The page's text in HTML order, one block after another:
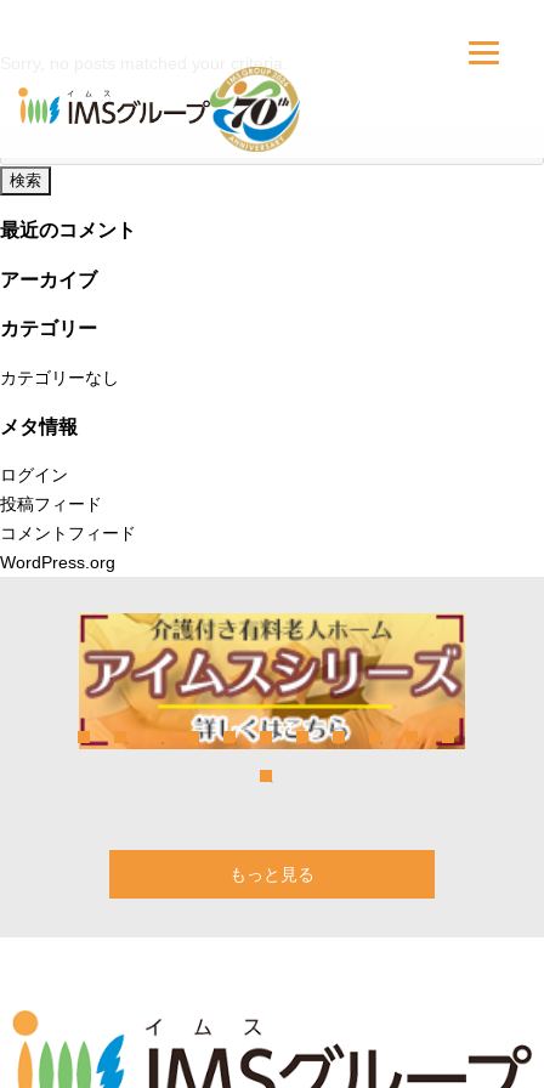
Sorry, no posts matched your criteria.
索:
最近のコメント
アーカイブ
カテゴリー
カテゴリーなし
メタ情報
ログイン
投稿フィード
コメントフィード
WordPress.org
もっと見る